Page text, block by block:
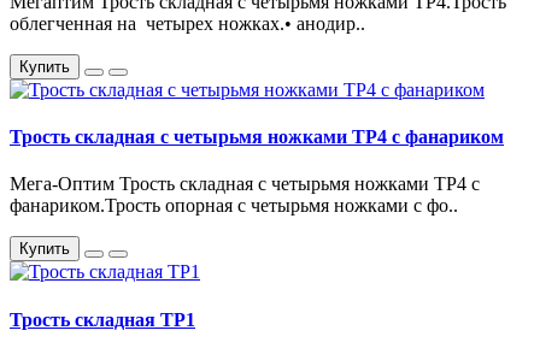
облегченная на четырех ножках.• анодир..
Купить
Трость складная с четырьмя ножками ТР4 с фанариком
Мега-Оптим Трость складная с четырьмя ножками ТР4 с
фанариком.Трость опорная с четырьмя ножками с фо..
Купить
Трость складная ТР1